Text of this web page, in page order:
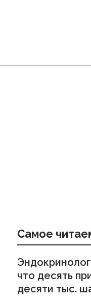
Самое
что десять
десяти тыс.